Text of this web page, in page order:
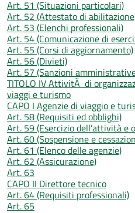
Art. 51 (Situazioni particolari)
Art. 52 (Attestato di
Art. 53 (Elenchi professionali)
Art. 54 (Comunicazione di
Art. 55 (Corsi di aggiornamento)
Art. 56 (Divieti)
Art. 57 (Sanzioni
TITOLO IV AttivitÃ di
viaggi e turismo
CAPO I Agenzie di viaggio e
Art. 58 (Requisiti ed obblighi)
Art. 59 (Esercizio dell’attività e
Art. 60 (Sospensione e
Art. 61 (Elenco delle agenzie)
Art. 62 (Assicurazione)
Art. 63
CAPO II Direttore tecnico
Art. 64 (Requisiti professionali)
Art. 65